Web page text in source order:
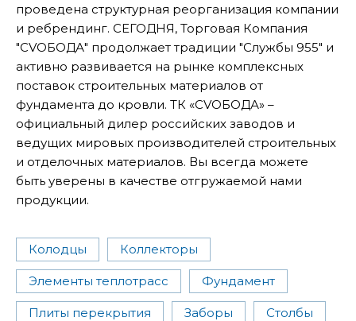
проведена структурная реорганизация компании
и ребрендинг. СЕГОДНЯ, Торговая Компания
"СVОБОДА" продолжает традиции "Службы 955" и
активно развивается на рынке комплексных
поставок строительных материалов от
фундамента до кровли. ТК «СVОБОДА» –
официальный дилер российских заводов и
ведущих мировых производителей строительных
и отделочных материалов. Вы всегда можете
быть уверены в качестве отгружаемой нами
продукции.​
Колодцы Коллекторы
Элементы теплотрасс Фундамент
Плиты перекрытия Заборы Столбы